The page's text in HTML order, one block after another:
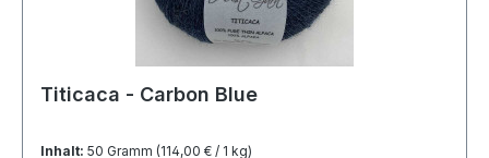
Titicaca - Carbon Blue
Inhalt: 50 Gramm (114,00 € / 1 kg)